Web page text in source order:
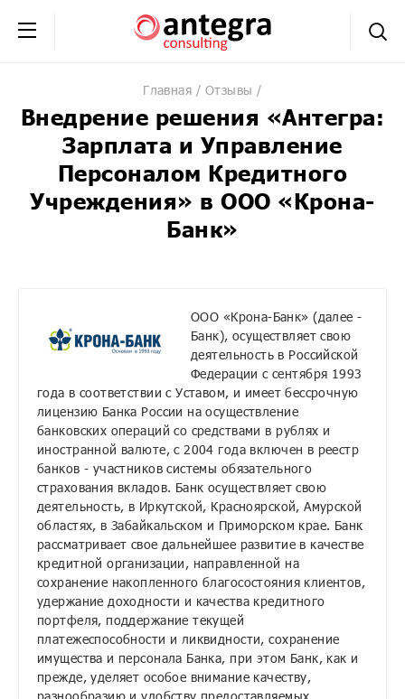
+7 (495) 230-20-02
обратная связь
Главная Отзывы
Внедрение решения «Антегра:
Зарплата и Управление
Персоналом Кредитного
Учреждения» в ООО «Крона-
Банк»
ООО «Крона-Банк» (далее -
Банк), осуществляет свою
деятельность в Российской
Федерации с сентября 1993
года в соответствии с Уставом, и имеет бессрочную
лицензию Банка России на осуществление
банковских операций со средствами в рублях и
иностранной валюте, с 2004 года включен в реестр
банков - участников системы обязательного
страхования вкладов. Банк осуществляет свою
деятельность, в Иркутской, Красноярской, Амурской
областях, в Забайкальском и Приморском крае. Банк
рассматривает свое дальнейшее развитие в качестве
кредитной организации, направленной на
сохранение накопленного благосостояния клиентов,
удержание доходности и качества кредитного
портфеля, поддержание текущей
платежеспособности и ликвидности, сохранение
имущества и персонала Банка, при этом Банк, как и
прежде, уделяет особое внимание качеству,
разнообразию и удобству предоставляемых